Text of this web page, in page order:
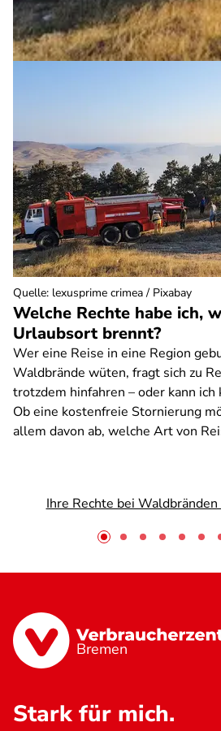
Welche Rechte habe ich,
Urlaubsort brennt?
Wer eine Reise in eine Region
Waldbrände wüten, fragt sich zu
trotzdem hinfahren – oder kann
Ob eine kostenfreie Stornierung
allem davon ab, welche Art von
Ihre Rechte bei
Quelle: lexusprime crimea / Pixabay
Bremen
Stark für mich.